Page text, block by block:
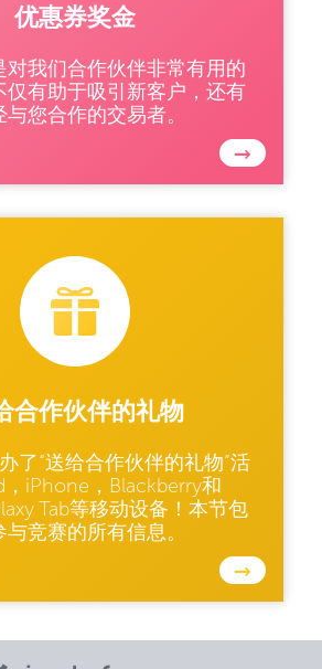
优惠券奖金
对我们合作伙伴非常有用的
仅有助于吸引新客户，还有
您合作的交易者。
→
合作伙伴的礼物
了“送给合作伙伴的礼物”活
，iPhone，Blackberry和
Tab等移动设备！本节包
竞赛的所有信息。
→